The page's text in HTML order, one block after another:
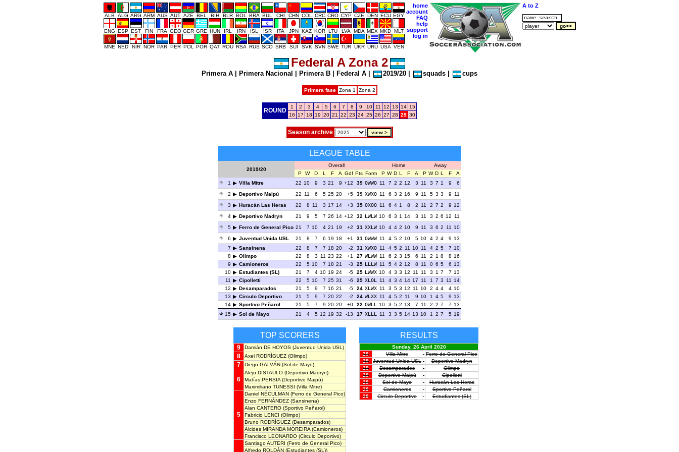
ALB ALG ARG ARM AUS AUT AZE BEL BIH BLR BOL BRA BUL CHI CHN COL CRC CRO CYP CZE DEN ECU EGY
ENG ESP EST FIN FRA GEO GER GRE HUN IRL IRN ISL ISR ITA JPN KAZ KOR LTU LVA MDA MEX MKD MLT
MNE NED NIR NOR PAR PER POL POR QAT ROU RSA RUS SCO SRB SUI SVK SVN SWE TUR UKR URU USA VEN
home
account
FAQ
help
support
log in
A to Z
Federal A Zona 2
Primera A Primera Nacional Primera B Federal A 2019/20 squads cups
Primera fase Zona 1 Zona 2
ROUND
1 2 3 4 5 6 7 8 9 10 11 12 13 14 15
16
17 18 19 20 21 22 23 24 25 26 27 28 29 30
Season archive
LEAGUE TABLE
2019/20
Overall Home
Away
P
W D L F A Gdf Pts Form P W D L F A P W D L F
A
1
Villa Mitre 22 10 9 3 21 9 +12 39 OWWO 11 7 2 2 12 3 11 3 7 1 9
6
2
Deportivo Maipú 22 11 6 5 25 20 +5 39 XWXO 11 6 3 2 16 9 11 5 3 3 9 11
3
Huracán Las Heras 22 8 11 3 17 14 +3 35 OXOO 11 6 4 1 8 2 11 2 7 2 9 12
4
Deportivo Madryn 21 9 5 7 26 14 +12 32 LWLW 10 6 3 1 14 3 11 3 2 6 12 11
5
Ferro de General Pico 21 7 10 4 21 19 +2 31 XXLW 10 4 4 2 10 9 11 3 6 2 11 10
6
Juventud Unida USL 21 8 7 6 19 18 +1 31 OWWW 11 4 5 2 10 5 10 4 2 4 9 13
7
Sansinena 22 8 7 7 18 20 -2 31 XWXO 11 4 5 2 11 10 11 4 2 5 7 10
8
Olimpo 22 8 3 11 23 22 +1 27 WLWW 11 6 2 3 15 6 11 2 1 8 8 16
9
Camioneros 22 5 10 7 18 21 -3 25 LLLW 11 5 4 2 12 8 11 0 6 5 6 13
10
Estudiantes (SL) 21 7 4 10 19 24 -5 25 LWWX 10 4 3 3 12 11 11 3 1 7 7 13
11
Cipolletti 22 5 10 7 25 31 -6 25 XLOL 11 4 3 4 14 17 11 1 7 3 11 14
12
Desamparados 21 5 9 7 16 21 -5 24 XLWX 11 3 5 3 12 11 10 2 4 4 4 10
13
Circulo Deportivo 21 5 9 7 20 22 -2 24 WLXX 11 4 5 2 11 9 10 1 4 5 9 13
14
Sportivo Peñarol 21 5 7 9 20 20 +0 22 OWLL 10 3 5 2 13 7 11 2 2 7 7 13
15
Sol de Mayo 21 4 5 12 19 32 -13 17 XLLL 11 3 3 5 14 13 10 1 2 7 5 19
TOP SCORERS
9 Damián DE HOYOS (Juventud Unida USL)
8 Axel RODRÍGUEZ (Olimpo)
7 Diego GALVÁN (Sol de Mayo)
6
Alejo DISTAULO (Deportivo Madryn)
Matías PERSIA (Deportivo Maipú)
Maximiliano TUNESSI (Villa Mitre)
5
Daniel NÉCULMAN (Ferro de General Pico)
Enzo FERNÁNDEZ (Sansinena)
Alan CANTERO (Sportivo Peñarol)
Fabricio LENCI (Olimpo)
Bruno RODRÍGUEZ (Desamparados)
Alcides MIRANDA MOREIRA (Camioneros)
Francisco LEONARDO (Circulo Deportivo)
Santiago AUTERI (Ferro de General Pico)
Alfredo ROLDÁN (Estudiantes (SL))
RESULTS
Sunday, 26 April 2020
29
Villa Mitre - Ferro de General Pico
29
Juventud Unida USL -
Deportivo Madryn
29
Desamparados -
Olimpo
29
Deportivo Maipú -
Cipolletti
29
Sol de Mayo -
Huracán Las Heras
29
Camioneros -
Sportivo Peñarol
29
Circulo Deportivo - Estudiantes (SL)